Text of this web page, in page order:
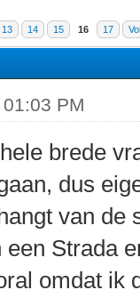
13 14 15 16 17
PM
brede
dus
van de
een Strada
omdat ik